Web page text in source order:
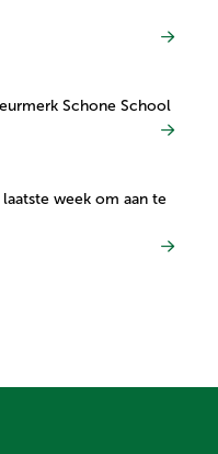
Schone School
week om aan te